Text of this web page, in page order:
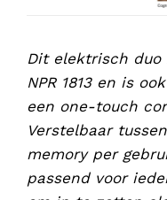
Dit elektrisch duo
NPR 1813 en is
een one-touch
Verstelbaar
memory per
passend voor